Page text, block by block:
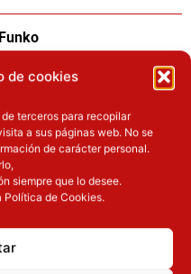
de cookies
terceros para recopilar
a sus páginas web. No se
de carácter personal.
siempre que lo desee.
Política de Cookies.
Funko
Pop
QUE TE
INTERESAR